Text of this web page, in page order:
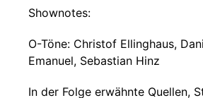
Shownotes:
O-Töne: Christof Ellinghaus,
Emanuel, Sebastian Hinz
In der Folge erwähnte Quellen,